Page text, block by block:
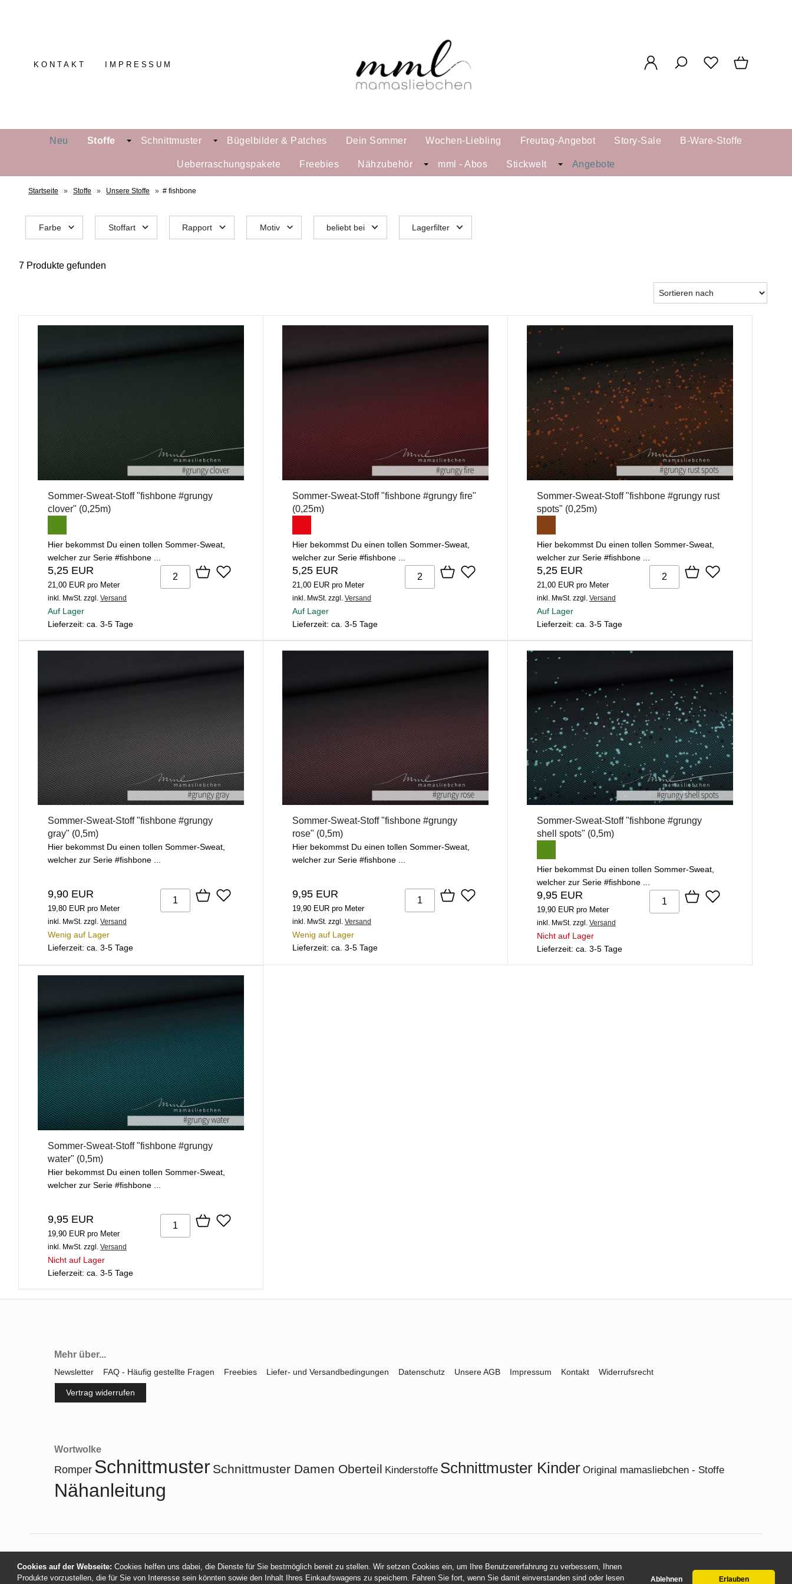
Cookies auf der Webseite: Cookies helfen uns dabei, die Dienste für Sie bestmöglich bereit zu stellen. Wir setzen Cookies ein, um Ihre Benutzererfahrung zu verbessern, Ihnen
Produkte vorzustellen, die für Sie von Interesse sein könnten sowie den Inhalt Ihres Einkaufswagens zu speichern. Fahren Sie fort, wenn Sie damit einverstanden sind oder lesen
Ablehnen Erlauben
KONTAKT IMPRESSUM
Neu Stoffe Schnittmuster Bügelbilder & Patches Dein Sommer Wochen-Liebling Freutag-Angebot Story-Sale B-Ware-Stoffe
Ueberraschungspakete Freebies Nähzubehör mml - Abos Stickwelt Angebote
Startseite » Stoffe » Unsere Stoffe » # fishbone
Farbe Stoffart Rapport Motiv beliebt bei Lagerfilter
7 Produkte gefunden
Sommer-Sweat-Stoff "fishbone #grungy
clover" (0,25m)
Hier bekommst Du einen tollen Sommer-Sweat,
welcher zur Serie #fishbone ...
5,25 EUR
21,00 EUR pro Meter
inkl. MwSt. zzgl. Versand
Auf Lager
Lieferzeit: ca. 3-5 Tage
Sommer-Sweat-Stoff "fishbone #grungy fire"
(0,25m)
Hier bekommst Du einen tollen Sommer-Sweat,
welcher zur Serie #fishbone ...
5,25 EUR
21,00 EUR pro Meter
inkl. MwSt. zzgl. Versand
Auf Lager
Lieferzeit: ca. 3-5 Tage
Sommer-Sweat-Stoff "fishbone #grungy rust
spots" (0,25m)
Hier bekommst Du einen tollen Sommer-Sweat,
welcher zur Serie #fishbone ...
5,25 EUR
21,00 EUR pro Meter
inkl. MwSt. zzgl. Versand
Auf Lager
Lieferzeit: ca. 3-5 Tage
Sommer-Sweat-Stoff "fishbone #grungy
gray" (0,5m)
Hier bekommst Du einen tollen Sommer-Sweat,
welcher zur Serie #fishbone ...
9,90 EUR
19,80 EUR pro Meter
inkl. MwSt. zzgl. Versand
Wenig auf Lager
Lieferzeit: ca. 3-5 Tage
Sommer-Sweat-Stoff "fishbone #grungy
rose" (0,5m)
Hier bekommst Du einen tollen Sommer-Sweat,
welcher zur Serie #fishbone ...
9,95 EUR
19,90 EUR pro Meter
inkl. MwSt. zzgl. Versand
Wenig auf Lager
Lieferzeit: ca. 3-5 Tage
Sommer-Sweat-Stoff "fishbone #grungy
shell spots" (0,5m)
Hier bekommst Du einen tollen Sommer-Sweat,
welcher zur Serie #fishbone ...
9,95 EUR
19,90 EUR pro Meter
inkl. MwSt. zzgl. Versand
Nicht auf Lager
Lieferzeit: ca. 3-5 Tage
Sommer-Sweat-Stoff "fishbone #grungy
water" (0,5m)
Hier bekommst Du einen tollen Sommer-Sweat,
welcher zur Serie #fishbone ...
9,95 EUR
19,90 EUR pro Meter
inkl. MwSt. zzgl. Versand
Nicht auf Lager
Lieferzeit: ca. 3-5 Tage
Mehr über...
Newsletter FAQ - Häufig gestellte Fragen Freebies Liefer- und Versandbedingungen Datenschutz Unsere AGB Impressum Kontakt Widerrufsrecht
Vertrag widerrufen
Wortwolke
Romper Schnittmuster Schnittmuster Damen Oberteil Kinderstoffe Schnittmuster Kinder Original mamasliebchen - Stoffe
Nähanleitung
© 2026 -mamasliebchen.de